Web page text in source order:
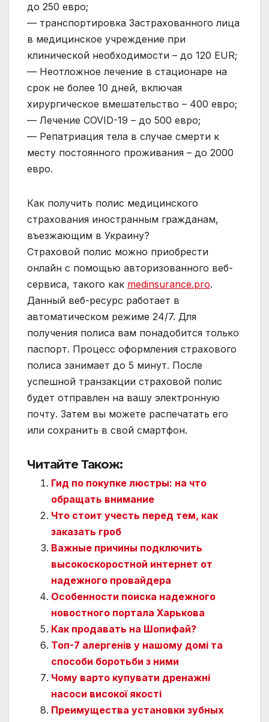
до 250 евро;
— транспортировка Застрахованного лица
в медицинское учреждение при
клинической необходимости – до 120 EUR;
— Неотложное лечение в стационаре на
срок не более 10 дней, включая
хирургическое вмешательство – 400 евро;
— Лечение COVID-19 – до 500 евро;
— Репатриация тела в случае смерти к
месту постоянного проживания – до 2000
евро.
Как получить полис медицинского
страхования иностранным гражданам,
въезжающим в Украину?
Страховой полис можно приобрести
онлайн с помощью авторизованного веб-
сервиса, такого как medinsurance.pro.
Данный веб-ресурс работает в
автоматическом режиме 24/7. Для
получения полиса вам понадобится только
паспорт. Процесс оформления страхового
полиса занимает до 5 минут. После
успешной транзакции страховой полис
будет отправлен на вашу электронную
почту. Затем вы можете распечатать его
или сохранить в свой смартфон.
Читайте Також:
Гид по покупке люстры: на что
обращать внимание
Что стоит учесть перед тем, как
заказать гроб
Важные причины подключить
высокоскоростной интернет от
надежного провайдера
Особенности поиска надежного
новостного портала Харькова
Как продавать на Шопифай?
Топ-7 алергенів у нашому домі та
способи боротьби з ними
Чому варто купувати дренажні
насоси високої якості
Преимущества установки зубных